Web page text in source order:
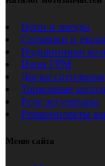
Цепи и звезды
Сальники и
Подшипники
Цепи ГРМ
Диски сцепления
Тормозные
Реле регуляторы
Ремкомплекты
Меню сайта